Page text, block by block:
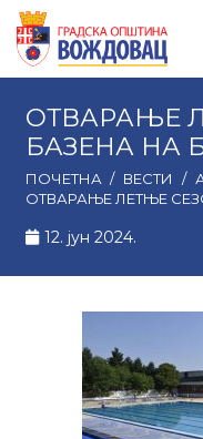
ОТВАРАЊЕ
БАЗЕНА НА
ПОЧЕТНА / ВЕСТИ /
ОТВАРАЊЕ ЛЕТЊЕ
12. јун 2024.